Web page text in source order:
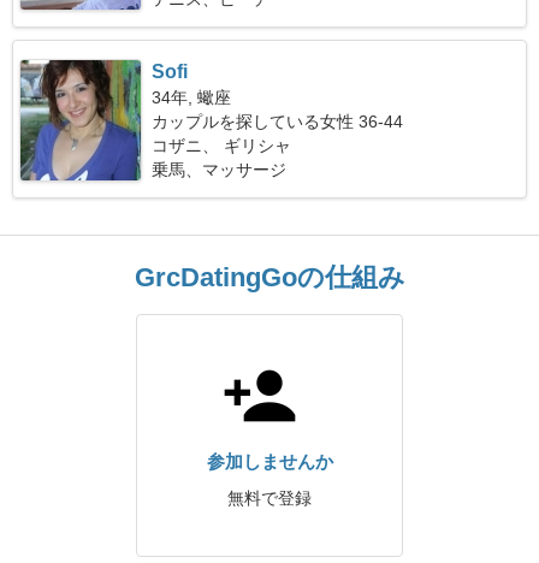
Sofi
34年, 蠍座
カップルを探している女性 36-44
コザニ、 ギリシャ
乗馬、マッサージ
GrcDatingGoの仕組み
参加しませんか
無料で登録